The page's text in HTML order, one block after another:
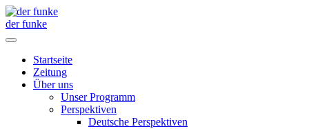
der funke
Startseite
Zeitung
Über uns
Unser Programm
Perspektiven
Deutsche Perspektiven